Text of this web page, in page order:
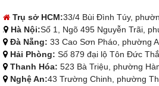
Trụ sở HCM:33/4 Bùi Đình Túy,
Hà Nội:Số 1, Ngõ 495 Nguyễn Trãi,
Đà Nẵng: 33 Cao Sơn Pháo, phường
Hải Phòng: Số 879 đại lộ Tôn Đức
Thanh Hóa: 523 Bà Triệu, phường
Nghệ An:43 Trường Chinh, phường